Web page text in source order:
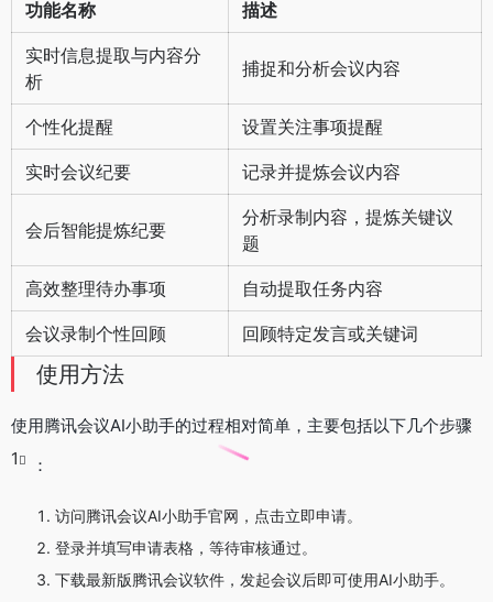
功能名称 描述
实时信息提取与内容分
析
捕捉和分析会议内容
个性化提醒 设置关注事项提醒
实时会议纪要 记录并提炼会议内容
会后智能提炼纪要
分析录制内容，提炼关键议
题
高效整理待办事项 自动提取任务内容
会议录制个性回顾 回顾特定发言或关键词
使用方法
使用腾讯会议AI小助手的过程相对简单，主要包括以下几个步骤
1
：
访问腾讯会议AI小助手官网，点击立即申请。
登录并填写申请表格，等待审核通过。
下载最新版腾讯会议软件，发起会议后即可使用AI小助手。